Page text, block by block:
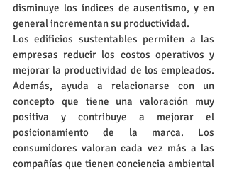
disminuye los índices de ausentismo, y en
general incrementan su productividad.
Los edificios sustentables permiten a las
empresas reducir los costos operativos y
mejorar la productividad de los empleados.
Además, ayuda a relacionarse con un
concepto que tiene una valoración muy
positiva y contribuye a mejorar el
posicionamiento de la marca. Los
consumidores valoran cada vez más a las
compañías que tienen conciencia ambiental